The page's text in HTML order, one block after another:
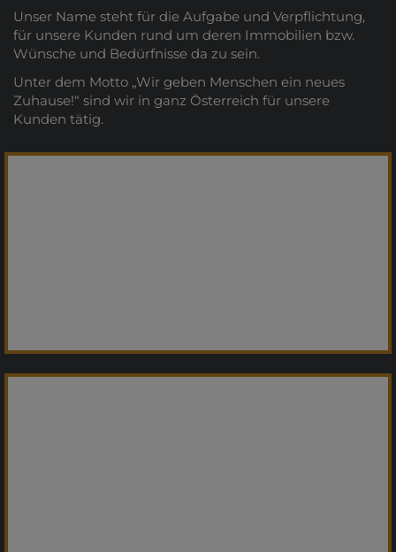
Unser Name steht für die Aufgabe und Verpflichtung,
für unsere Kunden rund um deren Immobilien bzw.
Wünsche und Bedürfnisse da zu sein.
Unter dem Motto „Wir geben Menschen ein neues
Zuhause!“ sind wir in ganz Österreich für unsere
Kunden tätig.